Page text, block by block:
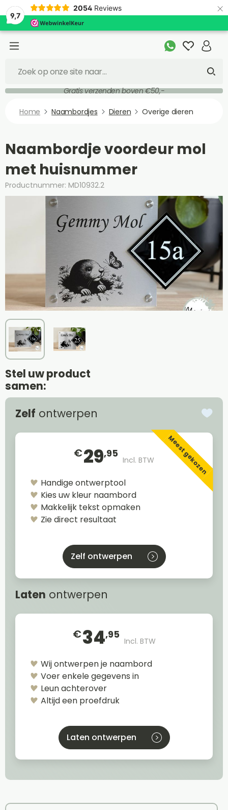
9,7
2054 Reviews ×
Gratis verzenden boven €50,-
Home Naambordjes Dieren Overige dieren
Naambordje voordeur mol
met huisnummer
Productnummer: MD10932.2
Stel uw product
samen:
Zelf ontwerpen
€29,95
Incl. BTW Meest gekozen
Handige ontwerptool
Kies uw kleur naambord
Makkelijk tekst opmaken
Zie direct resultaat
Zelf ontwerpen
Laten ontwerpen
€34,95
Incl. BTW
Wij ontwerpen je naambord
Voer enkele gegevens in
Leun achterover
Altijd een proefdruk
Laten ontwerpen